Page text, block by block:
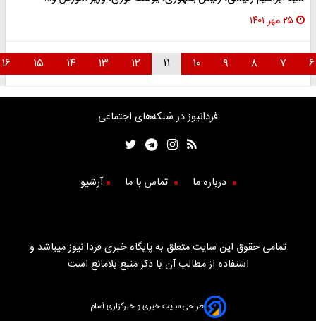
۲۵ مهر ۱۴۰۱
فردانیوز در شبکه‌های اجتماعی
درباره ما تماس با ما آرشیو
تمامی حقوق این سایت متعلق به پایگاه خبری فردا نیوز میباشد و
استفاده از مطالب آن با ذکر منبع بلامانع است
طراحی سایت خبری و خبرگزاری آسام